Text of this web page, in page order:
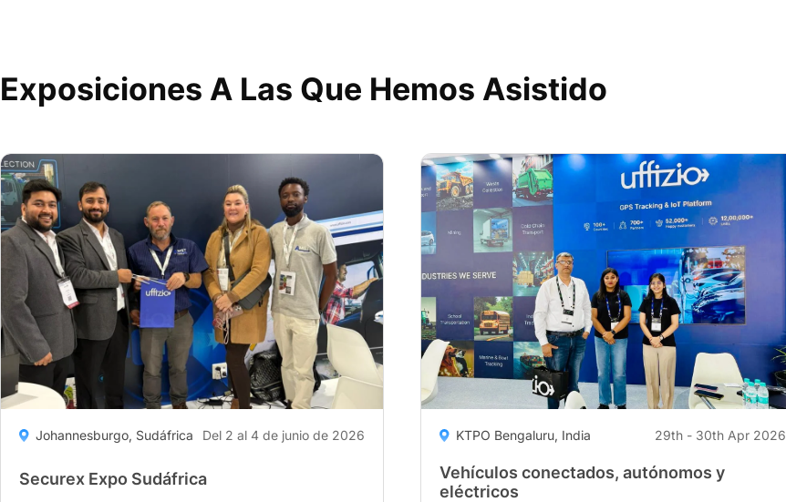
Exposiciones A Las Que Hemos Asistido
Johannesburgo, Sudáfrica Del 2 al 4 de junio de 2026
Securex Expo Sudáfrica
KTPO Bengaluru, India 29th - 30th Apr 2026
Vehículos conectados, autónomos y
eléctricos